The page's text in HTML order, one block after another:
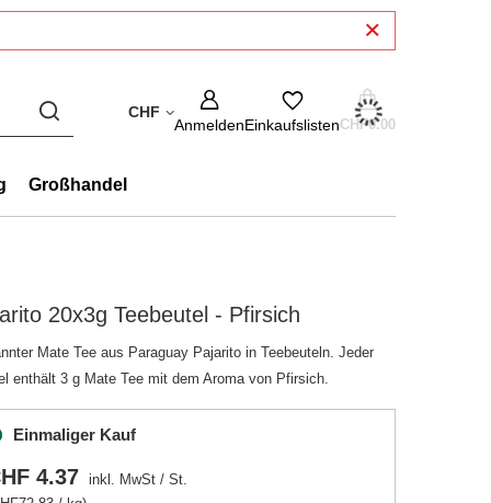
CHF
AnmeldenEinkaufslistenCHF0.00
Großhandel
20x3g Teebeutel - Pfirsich
Mate Tee aus Paraguay Pajarito in Teebeuteln. Jeder
enthält 3 g Mate Tee mit dem Aroma von Pfirsich.
Einmaliger Kauf
4.37 inkl. MwSt /St.